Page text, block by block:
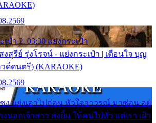
เป๋า 2. 03:30 แย่งกระเป๋า
งสุรีย์ รุ่งโรจน์ - แย่งกระเป๋า | เตือนใจ บุญ
ด์ดนตรี) (KARAOKE)
ง แย่งเอาไปก่อน หัวใจอาวรณ์ มาซ่อน อยู่
นอกเจ้าสาว ส่งยิ้ม ให้คนไปทั่ว แต่เรา เฝ้า